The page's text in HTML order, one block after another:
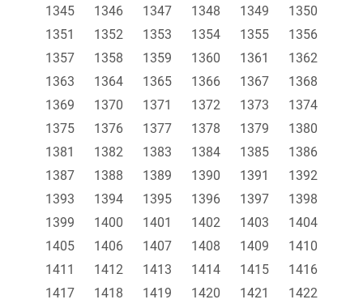
1345
1346 1347 1348 1349
1350
1351
1352 1353 1354 1355
1356
1357
1358 1359 1360 1361
1362
1363
1364 1365 1366 1367
1368
1369
1370 1371 1372 1373
1374
1375
1376 1377 1378 1379
1380
1381
1382 1383 1384 1385
1386
1387
1388 1389 1390 1391
1392
1393
1394 1395 1396 1397
1398
1399
1400 1401 1402 1403
1404
1405
1406 1407 1408 1409
1410
1411
1412 1413 1414 1415
1416
1417
1418 1419 1420 1421
1422